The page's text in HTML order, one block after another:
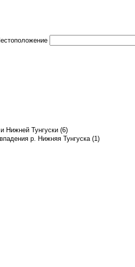
Нижней Тунгуски (6)
р. Нижняя Тунгуска (1)